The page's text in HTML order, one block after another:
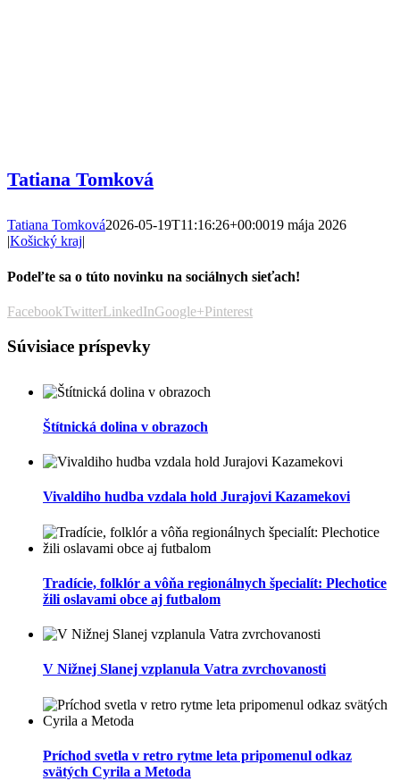
Tatiana Tomková
Tatiana Tomková2026-05-19T11:16:26+00:0019 mája 2026
|Košický kraj|
Podeľte sa o túto novinku na sociálnych sieťach!
FacebookTwitterLinkedInGoogle+Pinterest
Súvisiace príspevky
Štítnická dolina v obrazoch
Vivaldiho hudba vzdala hold Jurajovi Kazamekovi
Tradície, folklór a vôňa regionálnych špecialít: Plechotice
žili oslavami obce aj futbalom
V Nižnej Slanej vzplanula Vatra zvrchovanosti
Príchod svetla v retro rytme leta pripomenul odkaz
svätých Cyrila a Metoda